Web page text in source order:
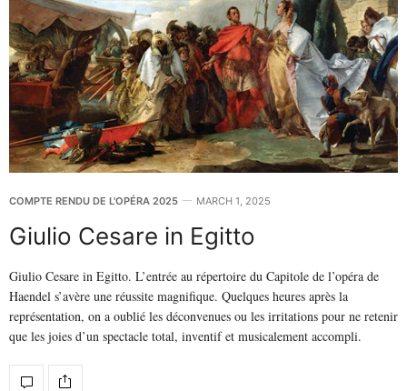
COMPTE RENDU DE L'OPÉRA 2025 MARCH 1, 2025
Giulio Cesare in Egitto
Giulio Cesare in Egitto. L’entrée au répertoire du Capitole de l’opéra de
Haendel s’avère une réussite magnifique. Quelques heures après la
représentation, on a oublié les déconvenues ou les irritations pour ne retenir
que les joies d’un spectacle total, inventif et musicalement accompli.